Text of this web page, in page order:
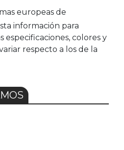
europeas de
información para
especificaciones, colores y
respecto a los de la